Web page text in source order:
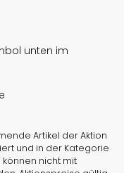
passt sich
und
individuell an.
kannst Du Dich
und begehrt
unten im
Artikel der Aktion
und in der Kategorie
können nicht mit